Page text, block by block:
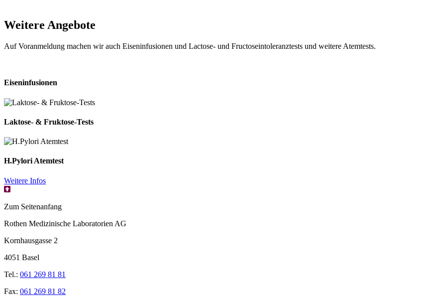
Weitere Angebote
Auf Voranmeldung machen wir auch Eiseninfusionen und Lactose- und Fructoseintoleranztests und weitere Atemtests.
Eiseninfusionen
Laktose- & Fruktose-Tests
H.Pylori Atemtest
Weitere Infos
Zum Seitenanfang
Rothen Medizinische Laboratorien AG
Kornhausgasse 2
4051 Basel
Tel.: 061 269 81 81
Fax: 061 269 81 82